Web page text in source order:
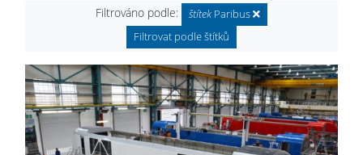
Filtrováno podle:
štítek Paribus
Filtrovat podle štítků